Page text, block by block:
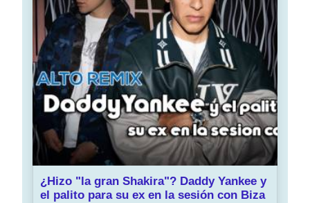
¿Hizo "la gran Shakira"? Daddy Yankee y
el palito para su ex en la sesión con Biza